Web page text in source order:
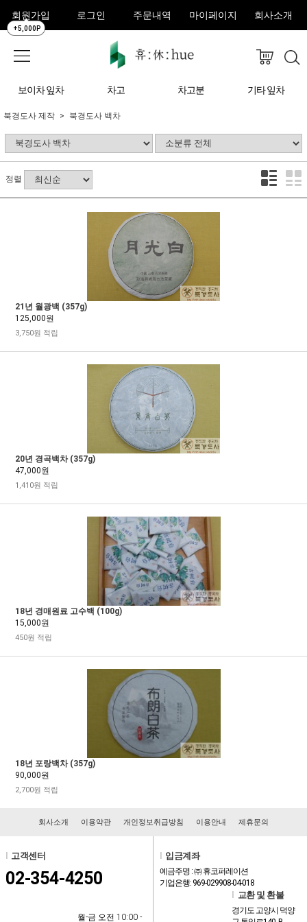
회원가입
+5,000P
로그인 주문내역 마이페이지 회사소개
보이차 잎차 차고 차고분 기타 잎차
북경도사 제작 북경도사 백차
정렬
21년 월광백 (357g)
125,000원
3,750원 적립
20년 경곡백차 (357g)
47,000원
1,410원 적립
18년 경매원료 고수백 (100g)
15,000원
450원 적립
18년 포랑백차 (357g)
90,000원
2,700원 적립
회사소개 이용약관 개인정보취급방침 이용안내 제휴문의
고객센터
02-354-4250
월-금 오전 10:00 -
입금계좌
예금주명 : ㈜ 휴코퍼레이션
기업은행: 969-029908-04-018
교환 및 환불
경기도 고양시 덕양